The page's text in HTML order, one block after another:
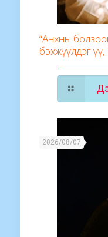
“Анхны
бэхжүүлдэг
2026/08/07